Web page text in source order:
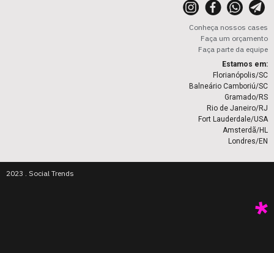
Conheça nossos cases
Faça um orçamento
Faça parte da equipe
Estamos em:
Florianópolis/SC
Balneário Camboriú/SC
Gramado/RS
Rio de Janeiro/RJ
Fort Lauderdale/USA
Amsterdã/HL
Londres/EN
2023 . Social Trends